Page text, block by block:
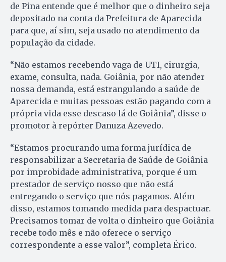
de Pina entende que é melhor que o dinheiro seja
depositado na conta da Prefeitura de Aparecida
para que, aí sim, seja usado no atendimento da
população da cidade.
“Não estamos recebendo vaga de UTI, cirurgia,
exame, consulta, nada. Goiânia, por não atender
nossa demanda, está estrangulando a saúde de
Aparecida e muitas pessoas estão pagando com a
própria vida esse descaso lá de Goiânia”, disse o
promotor à repórter Danuza Azevedo.
“Estamos procurando uma forma jurídica de
responsabilizar a Secretaria de Saúde de Goiânia
por improbidade administrativa, porque é um
prestador de serviço nosso que não está
entregando o serviço que nós pagamos. Além
disso, estamos tomando medida para despactuar.
Precisamos tomar de volta o dinheiro que Goiânia
recebe todo mês e não oferece o serviço
correspondente a esse valor”, completa Érico.